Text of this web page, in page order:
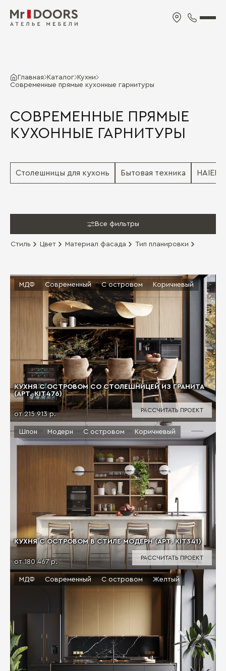
Главная Каталог Кухни
Современные прямые кухонные гарнитуры
СОВРЕМЕННЫЕ ПРЯМЫЕ
КУХОННЫЕ ГАРНИТУРЫ
Столешницы для кухонь Бытовая техника HAIER
Все фильтры
Стиль Цвет Материал фасада Тип планировки
КУХНЯ С ОСТРОВОМ СО СТОЛЕШНИЦЕЙ ИЗ ГРАНИТА
(АРТ. KIT476)
от 215 913 р.
МДФ Современный С островом Коричневый
РАССЧИТАТЬ ПРОЕКТ
КУХНЯ С ОСТРОВОМ В СТИЛЕ МОДЕРН (АРТ. KIT341)
от 180 467 р.
Шпон Модерн С островом Коричневый
РАССЧИТАТЬ ПРОЕКТ
МДФ Современный С островом Желтый